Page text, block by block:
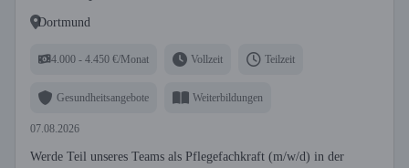
Dortmund
4.000 - 4.450 €/Monat Vollzeit Teilzeit
Gesundheitsangebote Weiterbildungen
07.08.2026
Werde Teil unseres Teams als Pflegefachkraft (m/w/d) in der